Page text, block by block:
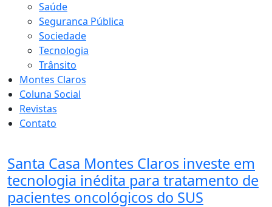
Saúde
Seguranca Pública
Sociedade
Tecnologia
Trânsito
Montes Claros
Coluna Social
Revistas
Contato
Santa Casa Montes Claros investe em
tecnologia inédita para tratamento de
pacientes oncológicos do SUS